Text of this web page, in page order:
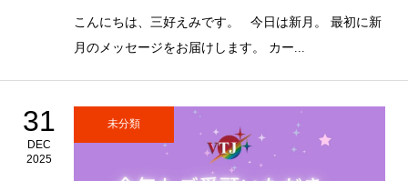
こんにちは、三好えみです。 今日は新月。 最初に新
月のメッセージをお届けします。 カー...
31
DEC
2025
未分類